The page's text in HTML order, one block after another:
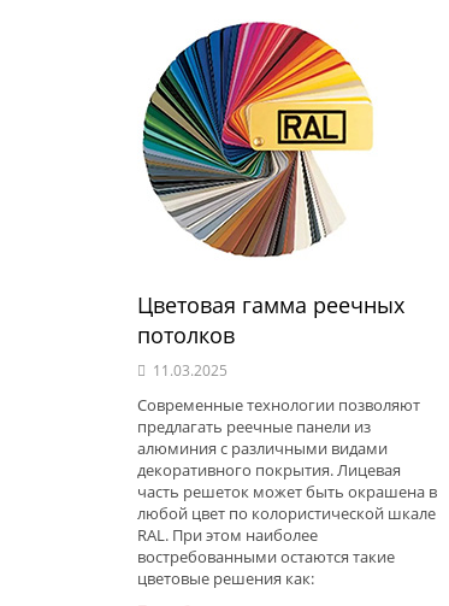
Цветовая гамма реечных
потолков
11.03.2025
Современные технологии позволяют
предлагать реечные панели из
алюминия с различными видами
декоративного покрытия. Лицевая
часть решеток может быть окрашена в
любой цвет по колористической шкале
RAL. При этом наиболее
востребованными остаются такие
цветовые решения как: